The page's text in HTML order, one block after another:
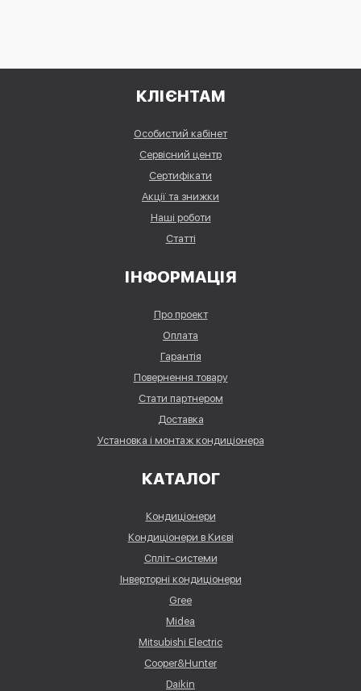
КЛІЄНТАМ
Особистий кабінет
Сервісний центр
Сертифікати
Акції та знижки
Наші роботи
Статті
ІНФОРМАЦІЯ
Про проект
Оплата
Гарантія
Повернення товару
Стати партнером
Доставка
Установка і монтаж кондиціонера
КАТАЛОГ
Кондиціонери
Кондиціонери в Києві
Спліт-системи
Інверторні кондиціонери
Gree
Midea
Mitsubishi Electric
Cooper&Hunter
Daikin